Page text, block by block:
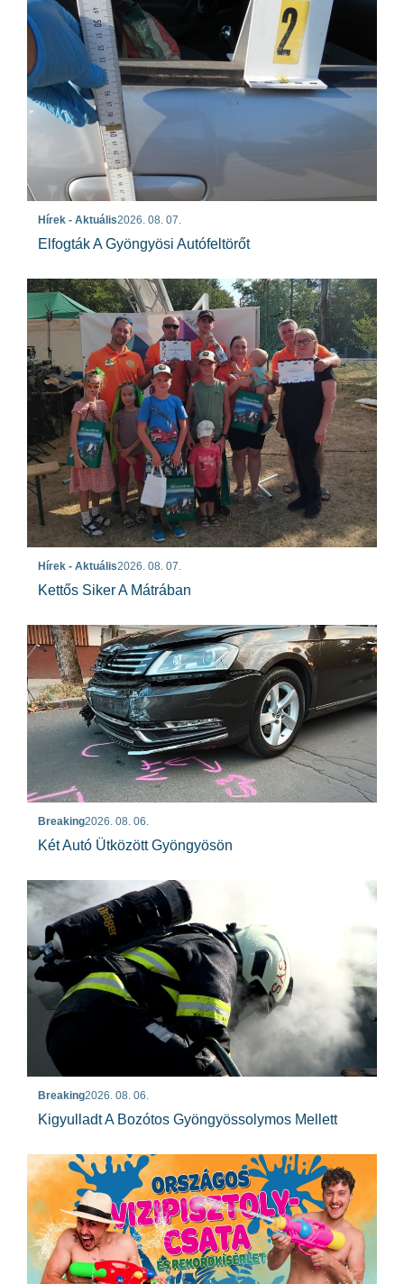
Hírek - Aktuális2026. 08. 07.
Elfogták A Gyöngyösi Autófeltörőt
Hírek - Aktuális2026. 08. 07.
Kettős Siker A Mátrában
Breaking2026. 08. 06.
Két Autó Ütközött Gyöngyösön
Breaking2026. 08. 06.
Kigyulladt A Bozótos Gyöngyössolymos Mellett